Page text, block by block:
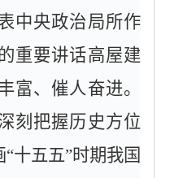
中央政治局所作
重要讲话高屋建
富、催人奋进。
刻把握历史方位
“十五五”时期我国